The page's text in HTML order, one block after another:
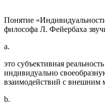
Понятие
философа Л. Фейербаха
a.
это субъективная
индивидуально
взаимодействий с внешним
b.